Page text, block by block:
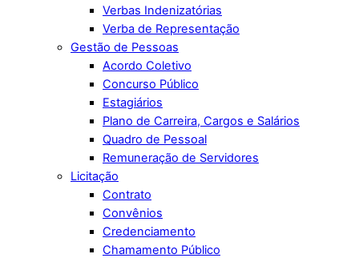
Verbas Indenizatórias
Verba de Representação
Gestão de Pessoas
Acordo Coletivo
Concurso Público
Estagiários
Plano de Carreira, Cargos e Salários
Quadro de Pessoal
Remuneração de Servidores
Licitação
Contrato
Convênios
Credenciamento
Chamamento Público